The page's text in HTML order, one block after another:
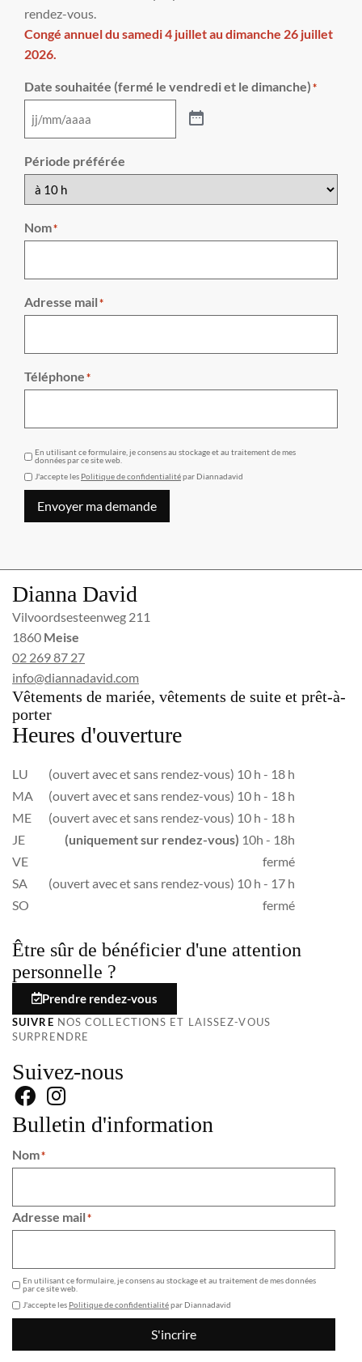
rendez-vous.
Congé annuel du samedi 4 juillet au dimanche 26 juillet
2026.
Date souhaitée (fermé le vendredi et le dimanche)*
Période préférée
Nom*
Adresse mail*
Téléphone*
En utilisant ce formulaire, je consens au stockage et au traitement de mes
données par ce site web.
J'accepte les Politique de confidentialitépar Diannadavid
Envoyer ma demande
Dianna David
Vilvoordsesteenweg 211
1860 Meise
02 269 87 27
info@diannadavid.com
Vêtements de mariée, vêtements de suite et prêt-à-
porter
Heures d'ouverture
LU
(ouvert avec et sans rendez-vous) 10 h - 18 h
MA
(ouvert avec et sans rendez-vous) 10 h - 18 h
ME
(ouvert avec et sans rendez-vous) 10 h - 18 h
JE
(uniquement sur rendez-vous) 10h - 18h
VE
fermé
SA
(ouvert avec et sans rendez-vous) 10 h - 17 h
SO
fermé
Être sûr de bénéficier d'une attention
personnelle ?
Prendre rendez-vous
SUIVRE NOS COLLECTIONS ET LAISSEZ-VOUS
SURPRENDRE
Suivez-nous
Bulletin d'information
Nom*
Adresse mail*
En utilisant ce formulaire, je consens au stockage et au traitement de mes données
par ce site web.
J'accepte les Politique de confidentialitépar Diannadavid
S'incrire